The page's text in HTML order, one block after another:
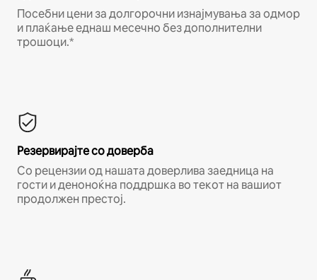
Посебни цени за долгорочни изнајмувања за одмор
и плаќање еднаш месечно без дополнителни
трошоци.*
Резервирајте со доверба
Со рецензии од нашата доверлива заедница на
гости и деноноќна поддршка во текот на вашиот
продолжен престој.